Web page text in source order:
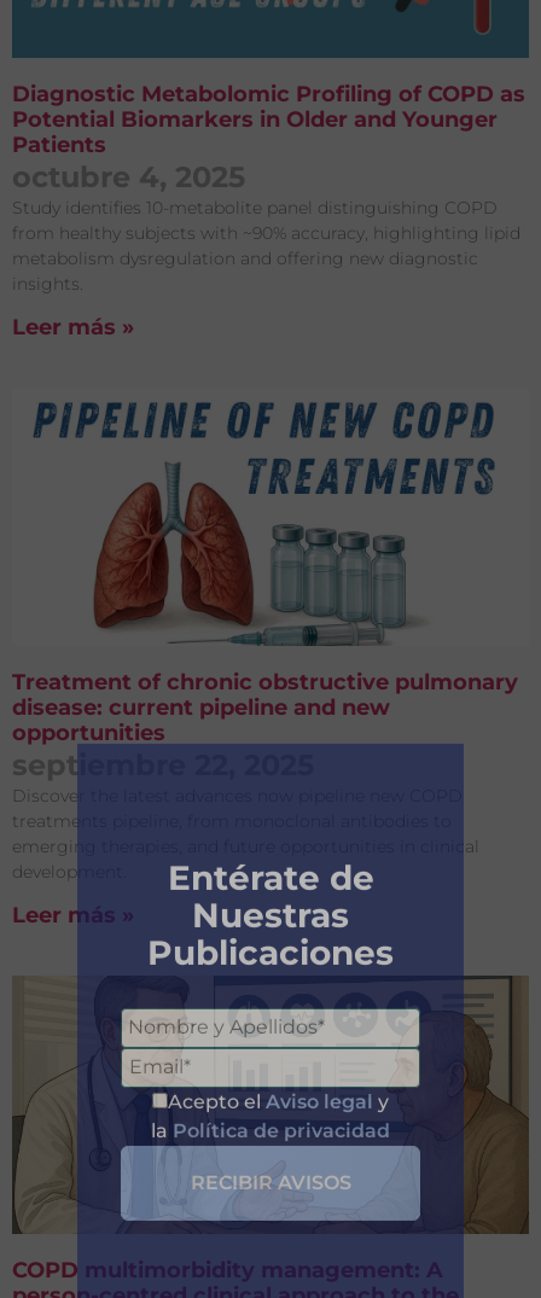
Diagnostic Metabolomic Profiling of COPD as
Potential Biomarkers in Older and Younger
Patients
octubre 4, 2025
Study identifies 10-metabolite panel distinguishing COPD
from healthy subjects with ~90% accuracy, highlighting lipid
metabolism dysregulation and offering new diagnostic
insights.
Leer más »
Treatment of chronic obstructive pulmonary
disease: current pipeline and new
opportunities
septiembre 22, 2025
Discover the latest advances now pipeline new COPD
treatments pipeline, from monoclonal antibodies to
emerging therapies, and future opportunities in clinical
development.
Leer más »
COPD multimorbidity management: A
Entérate de
Nuestras
Publicaciones